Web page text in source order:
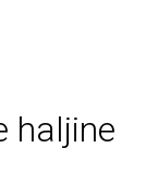
haljine